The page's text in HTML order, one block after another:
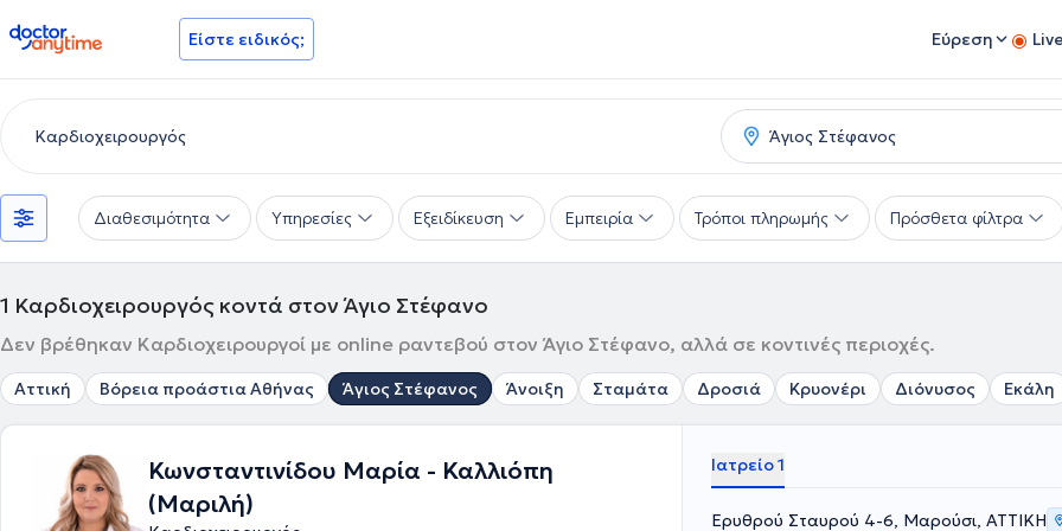
doctoranytime Είστε ειδικός; Εύρεση
Διαθεσιμότητα Υπηρεσίες Εξειδίκευση Εμπειρία Τρόποι πληρωμής Πρόσθετα φίλτρα
1 Καρδιοχειρουργός κοντά στον Άγιο Στέφανο
Δεν βρέθηκαν Καρδιοχειρουργοί με online ραντεβού στον Άγιο Στέφανο, αλλά σε κοντινές περιοχές.
Αττική Βόρεια προάστια Αθήνας Άγιος Στέφανος Άνοιξη Σταμάτα Δροσιά Κρυονέρι Διόνυσος Εκάλη
Κωνσταντινίδου Μαρία - Καλλιόπη
(Μαριλή)
Ιατρείο 1
Ερυθρού Σταυρού 4-6, Μαρούσι, ΑΤΤΙΚΗ